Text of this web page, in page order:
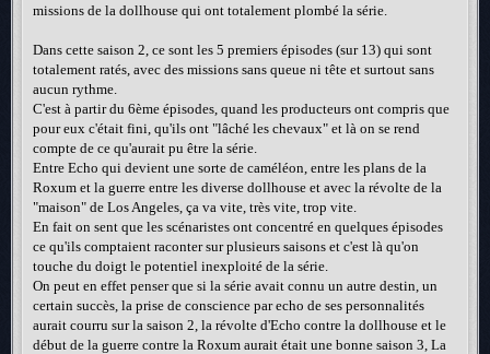
missions de la dollhouse qui ont totalement plombé la série.
Dans cette saison 2, ce sont les 5 premiers épisodes (sur 13) qui sont
totalement ratés, avec des missions sans queue ni tête et surtout sans
aucun rythme.
C'est à partir du 6ème épisodes, quand les producteurs ont compris que
pour eux c'était fini, qu'ils ont "lâché les chevaux" et là on se rend
compte de ce qu'aurait pu être la série.
Entre Echo qui devient une sorte de caméléon, entre les plans de la
Roxum et la guerre entre les diverse dollhouse et avec la révolte de la
"maison" de Los Angeles, ça va vite, très vite, trop vite.
En fait on sent que les scénaristes ont concentré en quelques épisodes
ce qu'ils comptaient raconter sur plusieurs saisons et c'est là qu'on
touche du doigt le potentiel inexploité de la série.
On peut en effet penser que si la série avait connu un autre destin, un
certain succès, la prise de conscience par echo de ses personnalités
aurait courru sur la saison 2, la révolte d'Echo contre la dollhouse et le
début de la guerre contre la Roxum aurait était une bonne saison 3, La